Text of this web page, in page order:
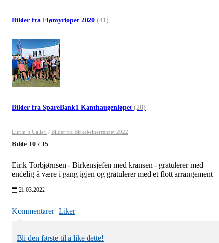
Bilder fra Flømyrløpet 2020 (41)
Bilder fra SpareBank1 Kanthaugenløpet (28)
Litrim 's Galleri / Bilder fra Birkebeinerrennet 2022
Bilde 10 / 15
Eirik Torbjørnsen - Birkensjefen med kransen - gratulerer med
endelig å være i gang igjen og gratulerer med et flott arrangement
21.03.2022
Kommentarer Liker
Bli den første til å like dette!